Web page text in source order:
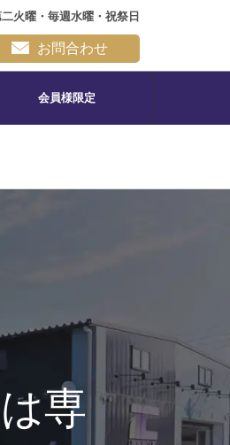
火曜・毎週水曜・祝祭日
お問合わせ
会員様限定
専